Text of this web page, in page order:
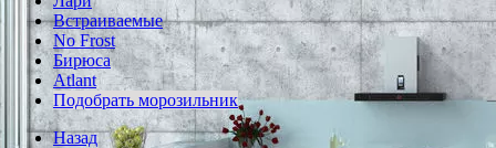
Встраиваемые
No Frost
Бирюса
Atlant
Подобрать морозильник
Назад